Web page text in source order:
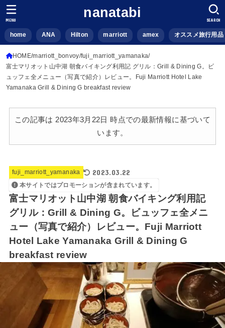
nanatabi
home ANA Hilton marriott amex オススメ旅行用品
SEARCH
MENU
HOME marriott_bonvoy fuji_marriott_yamanaka
富士マリオット山中湖 朝食バイキング利用記 グリル：Grill & Dining G。ビ
ュッフェ全メニュー（写真で紹介）レビュー。Fuji Marriott Hotel Lake
Yamanaka Grill & Dining G breakfast review
この記事は 2023年3月22日 時点での最新情報に基づいて
います。
fuji_marriott_yamanaka 2023.03.22
本サイトではプロモーションが含まれています。
富士マリオット山中湖 朝食バイキング利用記
グリル：Grill & Dining G。ビュッフェ全メニ
ュー（写真で紹介）レビュー。Fuji Marriott
Hotel Lake Yamanaka Grill & Dining G
breakfast review